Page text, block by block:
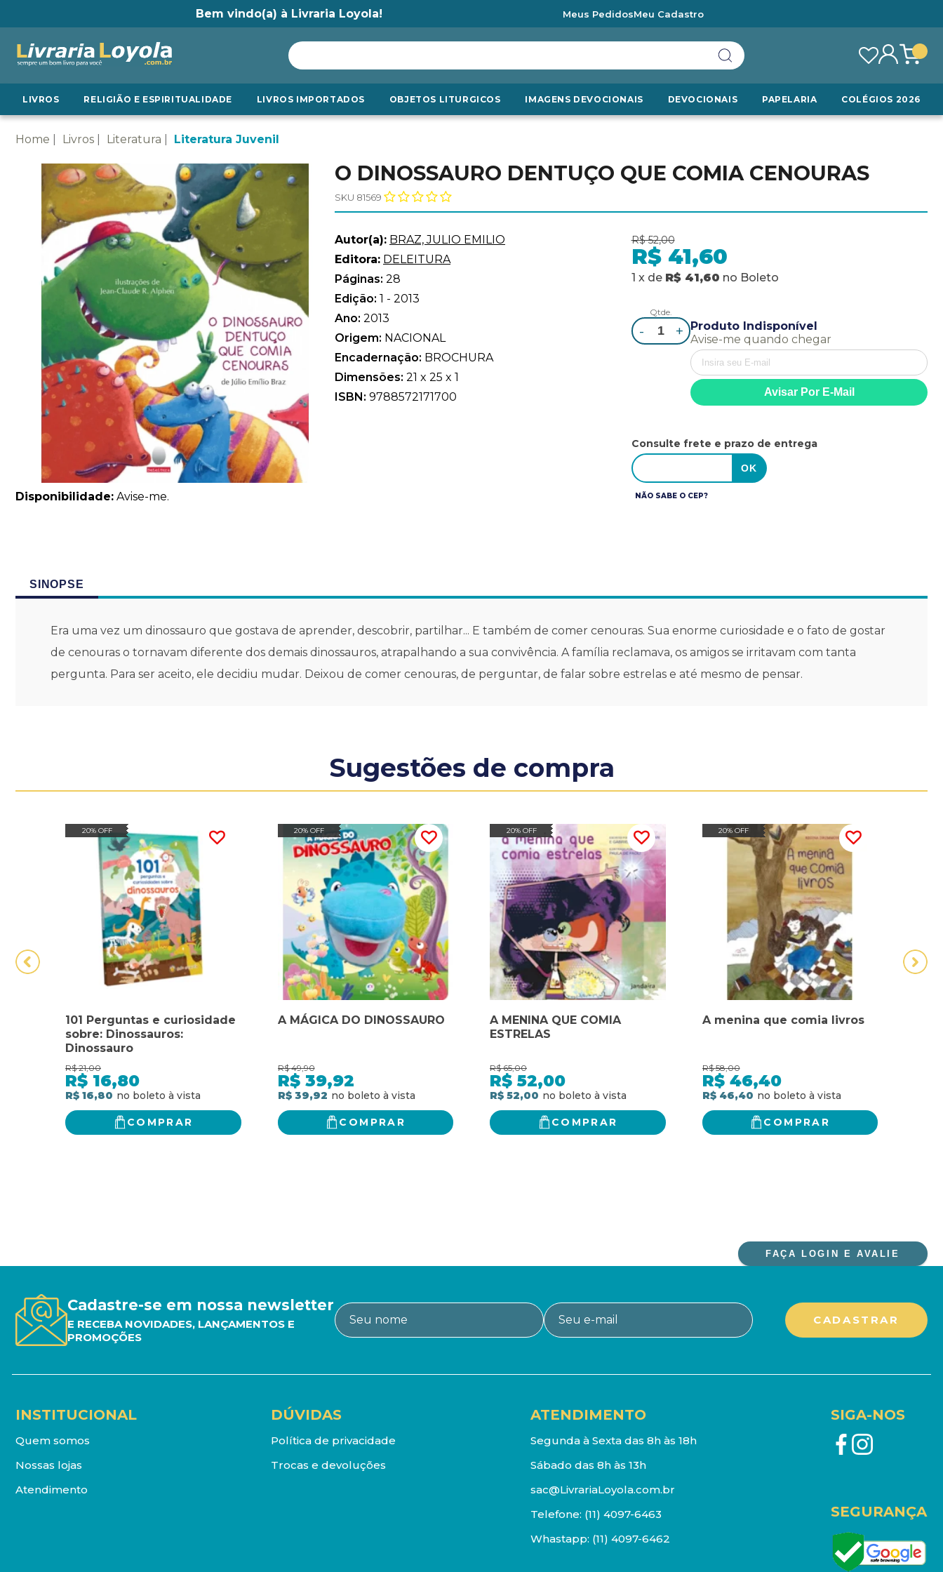
Bem vindo(a) à Livraria Loyola! Meus PedidosMeu Cadastro
LIVROS RELIGIÃO E ESPIRITUALIDADE LIVROS IMPORTADOS OBJETOS LITURGICOS IMAGENS DEVOCIONAIS DEVOCIONAIS PAPELARIA COLÉGIOS 2026
Home Livros Literatura Literatura Juvenil
Disponibilidade: Avise-me.
O DINOSSAURO DENTUÇO QUE COMIA CENOURAS
SKU 81569
Autor(a): BRAZ, JULIO EMILIO
Editora: DELEITURA
Páginas: 28
Edição: 1 - 2013
Ano: 2013
Origem: NACIONAL
Encadernação: BROCHURA
Dimensões: 21 x 25 x 1
ISBN: 9788572171700
R$ 52,00
R$ 41,60
1 x de R$ 41,60 no Boleto
Qtde.
- +
Produto Indisponível
Avise-me quando chegar
Consulte frete e prazo de entrega
NÃO SABE O CEP?
SINOPSE
Era uma vez um dinossauro que gostava de aprender, descobrir, partilhar... E também de comer cenouras. Sua enorme curiosidade e o fato de gostar
de cenouras o tornavam diferente dos demais dinossauros, atrapalhando a sua convivência. A família reclamava, os amigos se irritavam com tanta
pergunta. Para ser aceito, ele decidiu mudar. Deixou de comer cenouras, de perguntar, de falar sobre estrelas e até mesmo de pensar.
Sugestões de compra
20% OFF
101 Perguntas e curiosidade
sobre: Dinossauros:
Dinossauro
R$ 21,00
R$ 16,80
R$ 16,80
COMPRAR
20% OFF
A MÁGICA DO DINOSSAURO
R$ 49,90
R$ 39,92
R$ 39,92
COMPRAR
20% OFF
A MENINA QUE COMIA
ESTRELAS
R$ 65,00
R$ 52,00
R$ 52,00
COMPRAR
20% OFF
A menina que comia livros
R$ 58,00
R$ 46,40
R$ 46,40
COMPRAR
FAÇA LOGIN E AVALIE
Cadastre-se em nossa newsletter
E RECEBA NOVIDADES, LANÇAMENTOS E
PROMOÇÕES
INSTITUCIONAL
Quem somos
Nossas lojas
Atendimento
DÚVIDAS
Política de privacidade
Trocas e devoluções
ATENDIMENTO
Segunda à Sexta das 8h às 18h
Sábado das 8h às 13h
sac@LivrariaLoyola.com.br
Telefone: (11) 4097-6463
Whastapp: (11) 4097-6462
SIGA-NOS
SEGURANÇA